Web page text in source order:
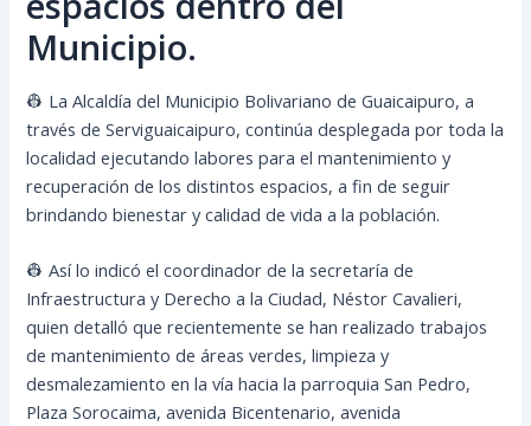
Municipio.
👷 La Alcaldía del Municipio Bolivariano de Guaicaipuro, a
través de Serviguaicaipuro, continúa desplegada por toda la
localidad ejecutando labores para el mantenimiento y
recuperación de los distintos espacios, a fin de seguir
brindando bienestar y calidad de vida a la población.
👷 Así lo indicó el coordinador de la secretaría de
Infraestructura y Derecho a la Ciudad, Néstor Cavalieri,
quien detalló que recientemente se han realizado trabajos
de mantenimiento de áreas verdes, limpieza y
desmalezamiento en la vía hacia la parroquia San Pedro,
Plaza Sorocaima, avenida Bicentenario, avenida